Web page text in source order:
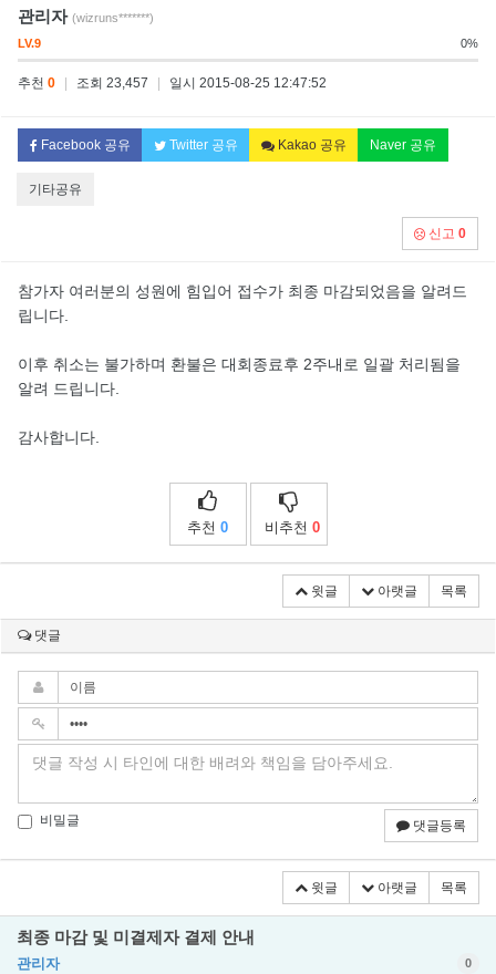
관리자 (wizruns*******)
LV.9
0%
추천 0 조회 23,457 일시 2015-08-25 12:47:52
Facebook 공유 Twitter 공유 Kakao 공유 Naver 공유
기타공유
신고 0
참가자 여러분의 성원에 힘입어 접수가 최종 마감되었음을 알려드
립니다.
이후 취소는 불가하며 환불은 대회종료후 2주내로 일괄 처리됨을
알려 드립니다.
감사합니다.
추천 0 비추천 0
윗글 아랫글 목록
댓글
비밀글 댓글등록
윗글 아랫글 목록
최종 마감 및 미결제자 결제 안내
관리자 0